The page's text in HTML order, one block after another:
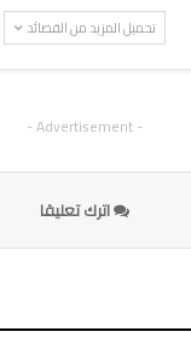
تحميل المزيد من القصائد
- Advertisement -
اترك تعليقا